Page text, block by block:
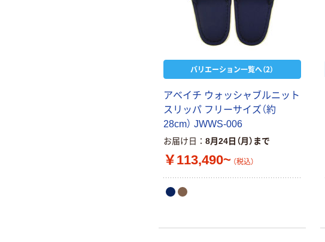
バリエーション一覧へ（2）
アベイチ ウォッシャブルニット
スリッパ フリーサイズ（約
28cm） JWWS-006
お届け日 8月24日（月）まで
￥113,490~ （税込）